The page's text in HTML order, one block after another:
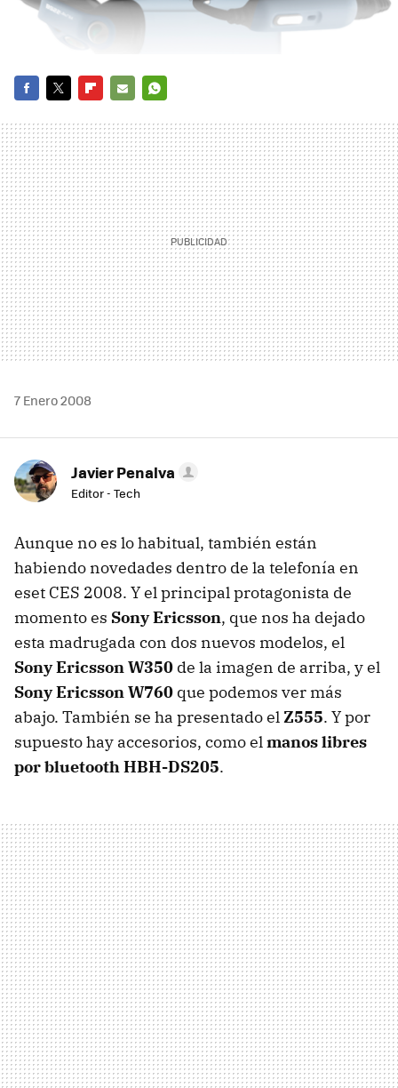
MAIL
7 Enero 2008
Javier Penalva
Editor - Tech
Aunque no es lo habitual, también están
habiendo novedades dentro de la telefonía en
eset CES 2008. Y el principal protagonista de
momento es Sony Ericsson, que nos ha dejado
esta madrugada con dos nuevos modelos, el
Sony Ericsson W350 de la imagen de arriba, y el
Sony Ericsson W760 que podemos ver más
abajo. También se ha presentado el Z555. Y por
supuesto hay accesorios, como el manos libres
por bluetooth HBH-DS205.